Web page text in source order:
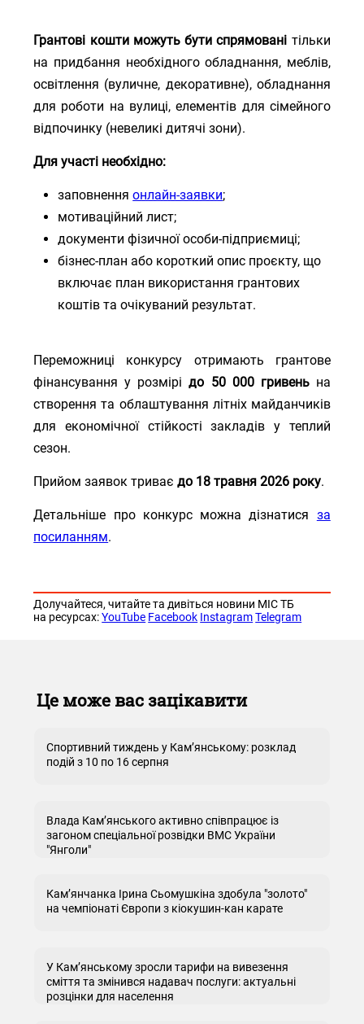
Грантові кошти можуть бути спрямовані тільки
на придбання необхідного обладнання, меблів,
освітлення (вуличне, декоративне), обладнання
для роботи на вулиці, елементів для сімейного
відпочинку (невеликі дитячі зони).
Для участі необхідно:
заповненняонлайн-заявки;
мотиваційний лист;
документи фізичної особи-підприємиці;
бізнес-план або короткий опис проєкту, що
включає план використання грантових
коштів та очікуваний результат.
Переможниці конкурсу отримають грантове
фінансування у розмірідо 50 000 гривеньна
створення та облаштування літніх майданчиків
для економічної стійкості закладів у теплий
сезон.
Прийом заявок триваєдо 18 травня 2026 року.
Детальніше про конкурс можна дізнатися за
посиланням.
Долучайтеся, читайте та дивіться новини МІС ТБ
на ресурсах:YouTube Facebook Instagram Telegram
Це може вас зацікавити
Спортивний тиждень у Кам’янському: розклад
подій з 10 по 16 серпня
Влада Кам’янського активно співпрацює із
загоном спеціальної розвідки ВМС України
"Янголи"
Кам’янчанка Ірина Сьомушкіна здобула "золото"
на чемпіонаті Європи з кіокушин-кан карате
У Кам’янському зросли тарифи на вивезення
сміття та змінився надавач послуги: актуальні
розцінки для населення